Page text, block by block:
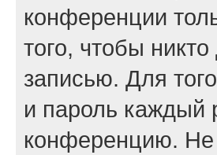
конференции
того, чтобы
записью. Для
и пароль каждый
конференцию. Не